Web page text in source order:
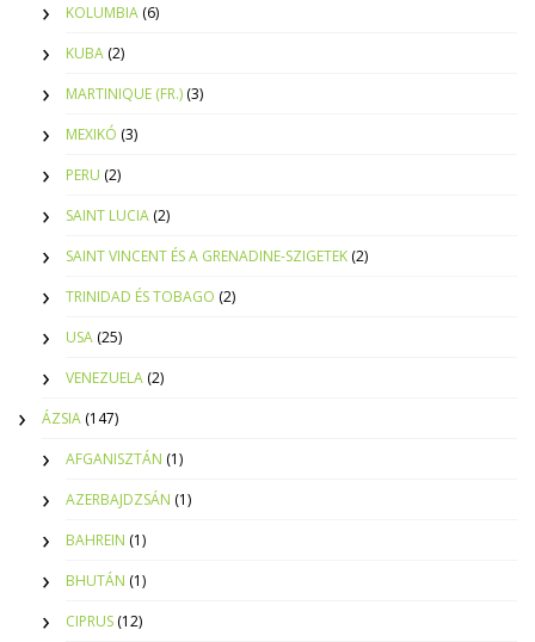
KOLUMBIA (6)
KUBA (2)
MARTINIQUE (FR.) (3)
MEXIKÓ (3)
PERU (2)
SAINT LUCIA (2)
SAINT VINCENT ÉS A GRENADINE-SZIGETEK (2)
TRINIDAD ÉS TOBAGO (2)
USA (25)
VENEZUELA (2)
ÁZSIA (147)
AFGANISZTÁN (1)
AZERBAJDZSÁN (1)
BAHREIN (1)
BHUTÁN (1)
CIPRUS (12)